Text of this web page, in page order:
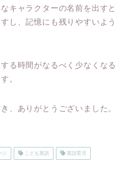
キャラクターの名前を出すと
し、記憶にも残りやすいよう
る時間がなるべく少なくなる
。
、ありがとうございました。
ジ こども英語 英語育児